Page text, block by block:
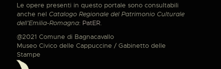
Le opere presenti in questo portale sono consultabili
anche nel Catalogo Regionale del Patrimonio Culturale
dell'Emilia-Romagna: PatER.
@2021 Comune di Bagnacavallo
Museo Civico delle Cappuccine / Gabinetto delle
Stampe